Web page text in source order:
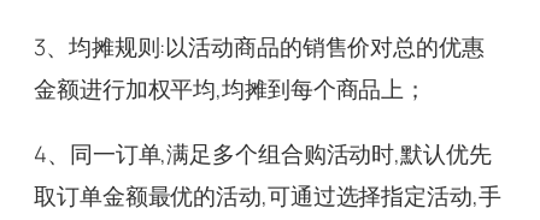
3、均摊规则:以活动商品的销售价对总的优惠
金额进行加权平均,均摊到每个商品上；
4、同一订单,满足多个组合购活动时,默认优先
取订单金额最优的活动,可通过选择指定活动,手